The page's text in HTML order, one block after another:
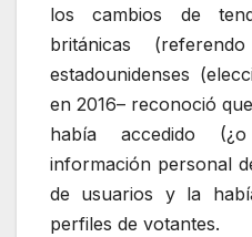
los cambios de
británicas
estadounidenses
en 2016– reconoció
había accedido
información personal
de usuarios y la
perfiles de votantes.